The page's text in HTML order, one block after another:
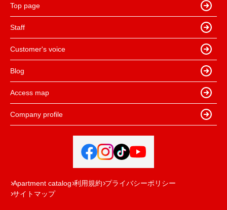
Top page
Staff
Customer's voice
Blog
Access map
Company profile
Apartment catalog 利用規約 プライバシーポリシー
サイトマップ